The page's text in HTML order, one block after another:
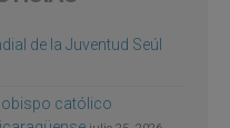
de la Juventud Seúl
obispo católico